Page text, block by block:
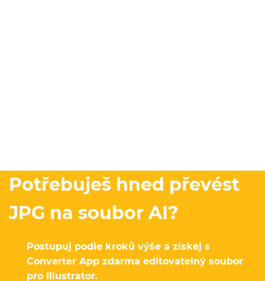
Potřebuješ hned převést
JPG na soubor AI?
Postupuj podle kroků výše a získej s
Converter App zdarma editovatelný soubor
pro Illustrator.